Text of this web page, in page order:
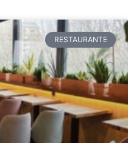
RESTAURANTE